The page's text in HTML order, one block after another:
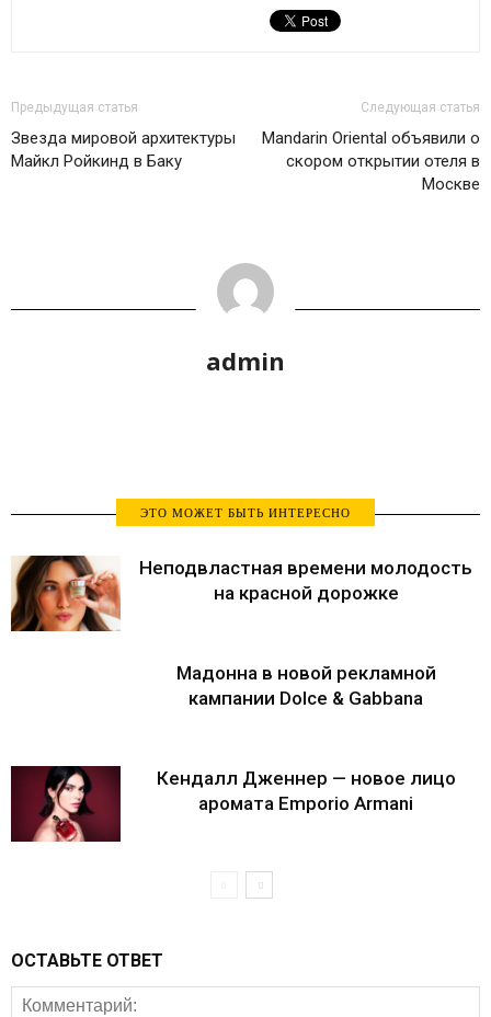
Предыдущая статья
Звезда мировой архитектуры
Майкл Ройкинд в Баку
Следующая статья
Mandarin Oriental объявили о
скором открытии отеля в
Москве
admin
ЭТО МОЖЕТ БЫТЬ ИНТЕРЕСНО
Неподвластная времени молодость
на красной дорожке
Мадонна в новой рекламной
кампании Dolce & Gabbana
Кендалл Дженнер — новое лицо
аромата Emporio Armani
ОСТАВЬТЕ ОТВЕТ